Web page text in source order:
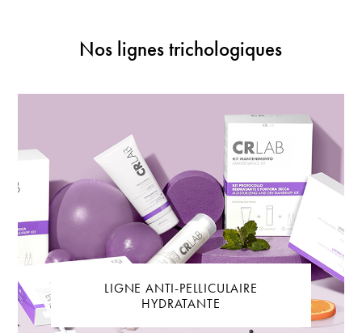
Nos lignes trichologiques
LIGNE ANTI-PELLICULAIRE
HYDRATANTE